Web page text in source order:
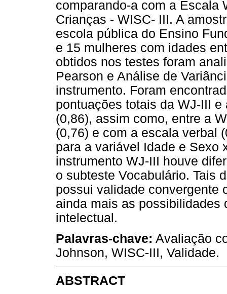
comparando-a com a Escala
Crianças - WISC- III. A
escola pública do Ensino
e 15 mulheres com idades
obtidos nos testes foram
Pearson e Análise de
instrumento. Foram
pontuações totais da WJ-III
(0,86), assim como, entre a
(0,76) e com a escala verbal
para a variável Idade e Sexo
instrumento WJ-III houve
o subteste Vocabulário. Tais
possui validade convergente
ainda mais as possibilidades
intelectual.
Palavras-chave: Avaliação
Johnson, WISC-III, Validade.
ABSTRACT